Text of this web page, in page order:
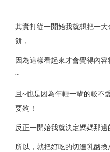
其實打從一開始我就想把一
餅，
因為這樣看起來才會覺得內
~
且~也是因為年輕一輩的較不
要夠！
反正一開始我就決定媽媽那邊
所以，就把好吃的切達乳酪